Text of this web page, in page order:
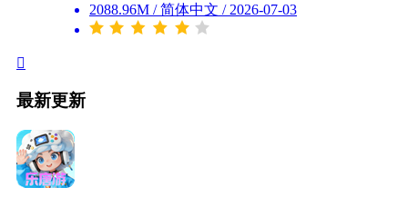
2088.96M / 简体中文 / 2026-07-03
最新更新